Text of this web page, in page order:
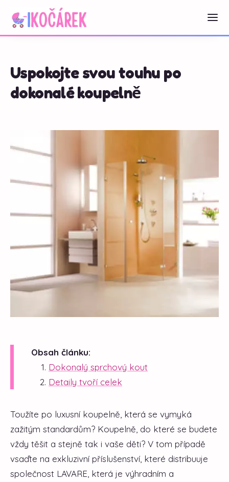
Uspokojte svou touhu po
dokonalé koupelně
Obsah článku:
Dokonalý sprchový kout
Detaily tvoří celek
Toužíte po luxusní koupelně, která se vymyká
zažitým standardům? Koupelně, do které se budete
vždy těšit a stejně tak i vaše děti? V tom případě
vsaďte na exkluzivní příslušenství, které distribuuje
společnost LAVARE, která je výhradním a